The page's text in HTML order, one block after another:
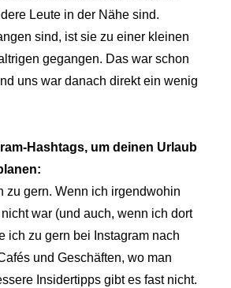
Leute in der Nähe sind.
sind, ist sie zu einer kleinen
gegangen. Das war schon
uns war danach direkt ein wenig
Hashtags, um deinen Urlaub
zu gern. Wenn ich irgendwohin
war (und auch, wenn ich dort
ich zu gern bei Instagram nach
und Geschäften, wo man
Insidertipps gibt es fast nicht.